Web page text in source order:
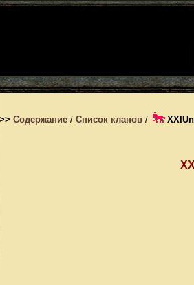
>> Содержание/ Список кланов/